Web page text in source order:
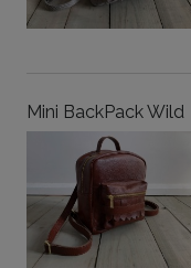
Mini BackPack Wild